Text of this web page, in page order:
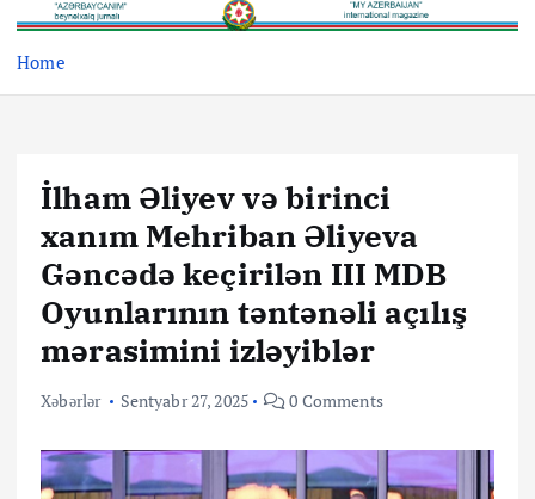
t
Home
İlham Əliyev və birinci
xanım Mehriban Əliyeva
Gəncədə keçirilən III MDB
Oyunlarının təntənəli açılış
mərasimini izləyiblər
Xəbərlər Sentyabr 27, 2025 0 Comments